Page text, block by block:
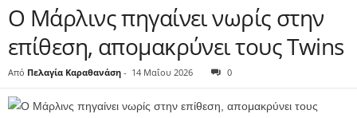
Ο Μάρλινς πηγαίνει νωρίς στην
επίθεση, απομακρύνει τους Twins
Από Πελαγία Καραθανάση - 14 Μαΐου 2026 0